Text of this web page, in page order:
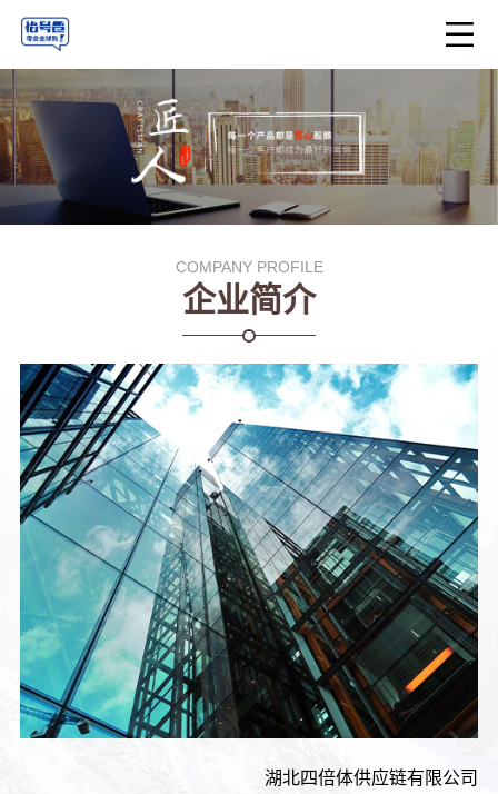
COMPANY PROFILE
企业简介
湖北四倍体供应链有限公司